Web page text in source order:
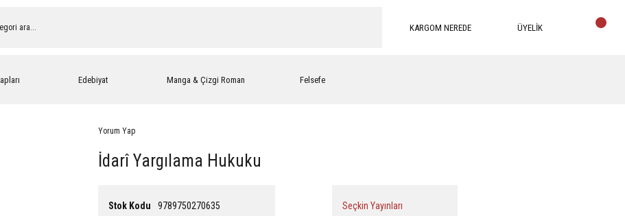
KARGOM NEREDE ÜYELİK
Edebiyat Manga & Çizgi Roman Felsefe
Yorum Yap
İdarî Yargılama Hukuku
Stok Kodu 9789750270635 Seçkin Yayınları